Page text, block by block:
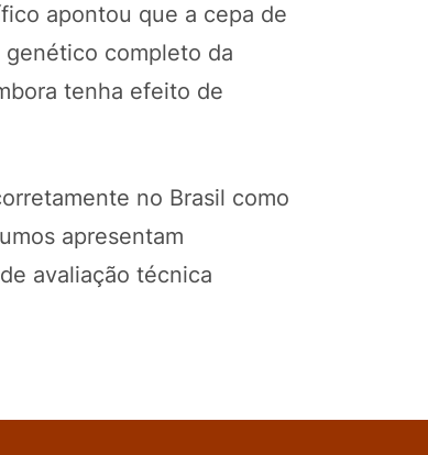
apontou que a cepa de
completo da
tenha efeito de
no Brasil como
apresentam
avaliação técnica